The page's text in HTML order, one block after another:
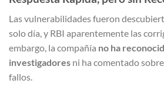
Las vulnerabilidades fueron
solo día, y RBI aparentemente las
embargo, la compañía no ha
investigadores ni ha comentado
fallos.